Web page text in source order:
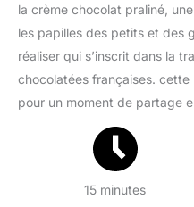
la crème chocolat praliné,
les papilles des petits et des
réaliser qui s’inscrit dans la
chocolatées françaises.
pour un moment de partage
15 minutes